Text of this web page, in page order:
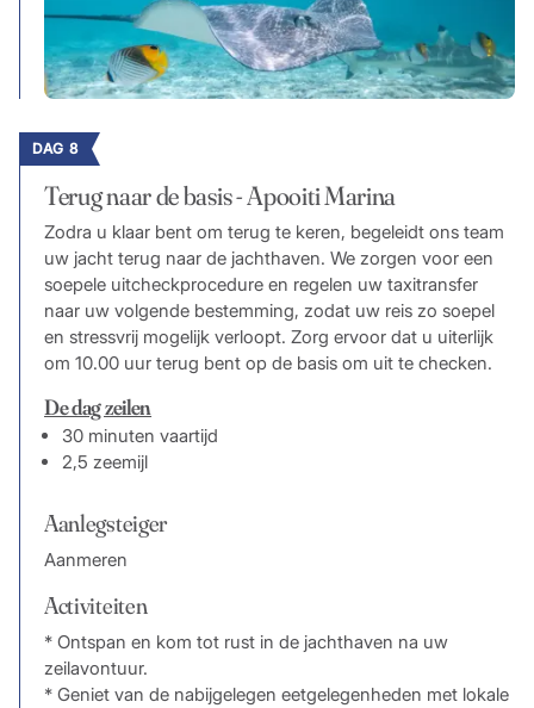
DAG 8
Terug naar de basis - Apooiti Marina
Zodra u klaar bent om terug te keren, begeleidt ons team
uw jacht terug naar de jachthaven. We zorgen voor een
soepele uitcheckprocedure en regelen uw taxitransfer
naar uw volgende bestemming, zodat uw reis zo soepel
en stressvrij mogelijk verloopt. Zorg ervoor dat u uiterlijk
om 10.00 uur terug bent op de basis om uit te checken.
De dag zeilen
30 minuten vaartijd
2,5 zeemijl
Aanlegsteiger
Aanmeren
Activiteiten
* Ontspan en kom tot rust in de jachthaven na uw
zeilavontuur.
* Geniet van de nabijgelegen eetgelegenheden met lokale